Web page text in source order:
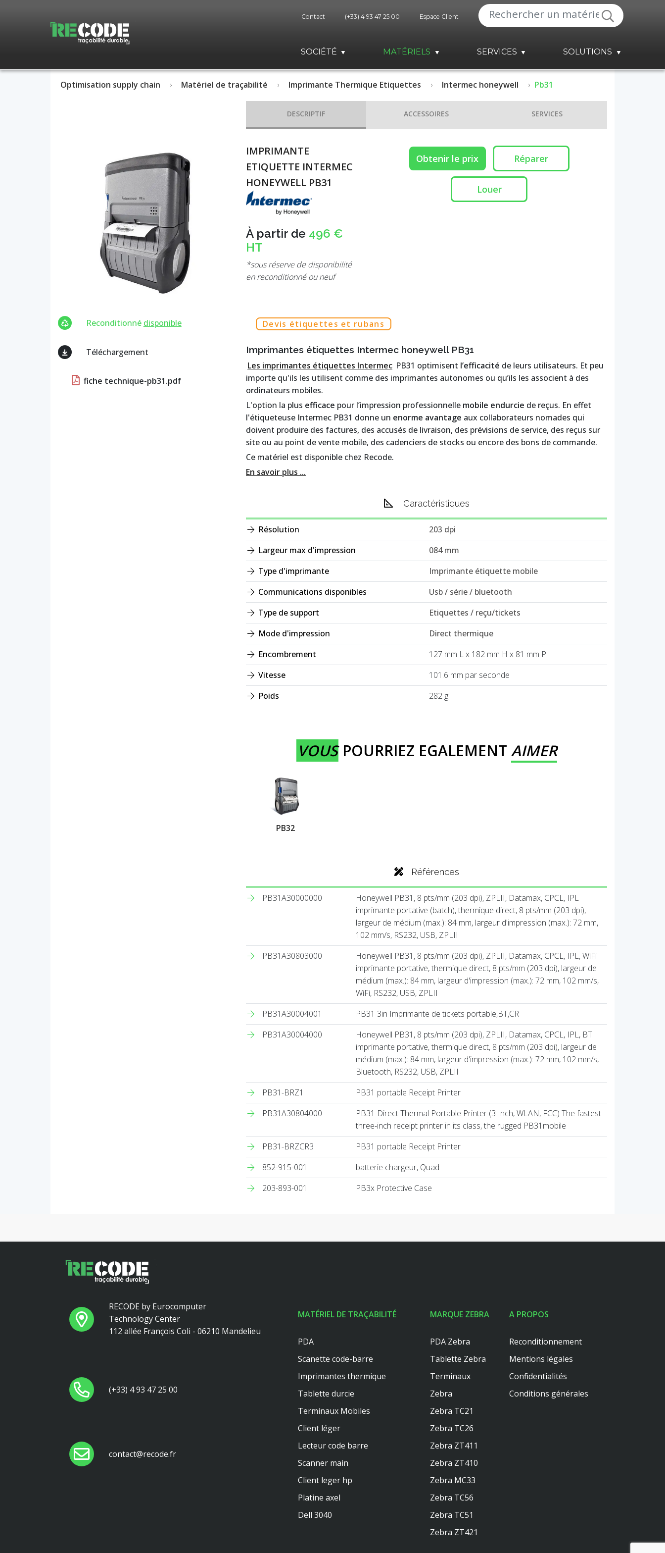
Contact (+33) 4 93 47 25 00 Espace Client
SOCIÉTÉ MATÉRIELS SERVICES SOLUTIONS
Optimisation supply chain Matériel de traçabilité Imprimante Thermique Etiquettes Intermec honeywell Pb31
Reconditionné disponible
Téléchargement
fiche technique-pb31.pdf
DESCRIPTIF ACCESSOIRES SERVICES
IMPRIMANTE
ETIQUETTE INTERMEC
HONEYWELL PB31
À partir de 496 €
HT
*sous réserve de disponibilité
en reconditionné ou neuf
Obtenir le prix Réparer
Louer
Devis étiquettes et rubans
Imprimantes étiquettes Intermec honeywell PB31
Les imprimantes étiquettes Intermec PB31 optimisent l’efficacité de leurs utilisateurs. Et peu
importe qu'ils les utilisent comme des imprimantes autonomes ou qu’ils les associent à des
ordinateurs mobiles.
L'option la plus efficace pour l’impression professionnelle mobile endurcie de reçus. En effet
l'étiqueteuse Intermec PB31 donne un enorme avantage aux collaborateurs nomades qui
doivent produire des factures, des accusés de livraison, des prévisions de service, des reçus sur
site ou au point de vente mobile, des cadenciers de stocks ou encore des bons de commande.
Ce matériel est disponible chez Recode.
En savoir plus ...
Caractéristiques
Résolution
203 dpi
Largeur max d'impression
084 mm
Type d'imprimante
Imprimante étiquette mobile
Communications disponibles
Usb / série / bluetooth
Type de support
Etiquettes / reçu/tickets
Mode d'impression
Direct thermique
Encombrement
127 mm L x 182 mm H x 81 mm P
Vitesse
101.6 mm par seconde
Poids
282 g
VOUSPOURRIEZ EGALEMENT AIMER
PB32
Références
PB31A30000000
Honeywell PB31, 8 pts/mm (203 dpi), ZPLII, Datamax, CPCL, IPL
imprimante portative (batch), thermique direct, 8 pts/mm (203 dpi),
largeur de médium (max.): 84 mm, largeur d'impression (max.): 72 mm,
102 mm/s, RS232, USB, ZPLII
PB31A30803000
Honeywell PB31, 8 pts/mm (203 dpi), ZPLII, Datamax, CPCL, IPL, WiFi
imprimante portative, thermique direct, 8 pts/mm (203 dpi), largeur de
médium (max.): 84 mm, largeur d'impression (max.): 72 mm, 102 mm/s,
WiFi, RS232, USB, ZPLII
PB31A30004001
PB31 3in Imprimante de tickets portable,BT,CR
PB31A30004000
Honeywell PB31, 8 pts/mm (203 dpi), ZPLII, Datamax, CPCL, IPL, BT
imprimante portative, thermique direct, 8 pts/mm (203 dpi), largeur de
médium (max.): 84 mm, largeur d'impression (max.): 72 mm, 102 mm/s,
Bluetooth, RS232, USB, ZPLII
PB31-BRZ1
PB31 portable Receipt Printer
PB31A30804000
PB31 Direct Thermal Portable Printer (3 Inch, WLAN, FCC) The fastest
three-inch receipt printer in its class, the rugged PB31mobile
PB31-BRZCR3
PB31 portable Receipt Printer
852-915-001
batterie chargeur, Quad
203-893-001
PB3x Protective Case
RECODE by Eurocomputer
Technology Center
112 allée François Coli - 06210 Mandelieu
(+33) 4 93 47 25 00
contact@recode.fr
MATÉRIEL DE TRAÇABILITÉ
PDA
Scanette code-barre
Imprimantes thermique
Tablette durcie
Terminaux Mobiles
Client léger
Lecteur code barre
Scanner main
Client leger hp
Platine axel
Dell 3040
MARQUE ZEBRA
PDA Zebra
Tablette Zebra
Terminaux
Zebra
Zebra TC21
Zebra TC26
Zebra ZT411
Zebra ZT410
Zebra MC33
Zebra TC56
Zebra TC51
Zebra ZT421
A PROPOS
Reconditionnement
Mentions légales
Confidentialités
Conditions générales